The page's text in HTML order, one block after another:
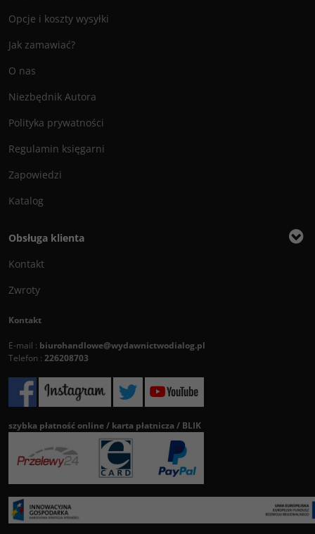
Opcje i koszty wysyłki
Jak zamawiać?
O nas
Niezbędnik Autora
Polityka prywatności
Regulamin księgarni
Zapowiedzi
Katalog
Obsługa klienta
Kontakt
Zwroty
Kontakt
E-mail : biurohandlowe@wydawnictwodialog.pl
Telefon : 226208703
szybka płatność online / karta płatnicza / BLIK